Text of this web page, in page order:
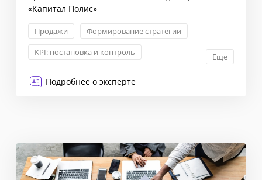
«Капитал Полис»
Продажи
Формирование стратегии
KPI: постановка и контроль
Еще
Подробнее о эксперте